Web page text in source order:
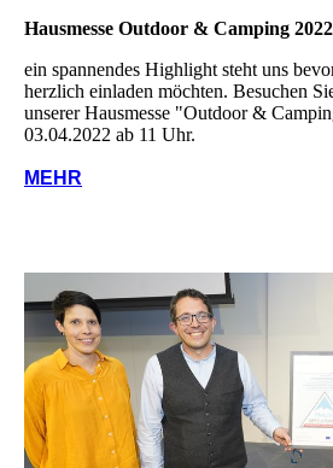
Hausmesse Outdoor & Camping 2022
ein spannendes Highlight steht uns
herzlich einladen möchten. Besuchen
unserer Hausmesse "Outdoor &
03.04.2022 ab 11 Uhr.
MEHR